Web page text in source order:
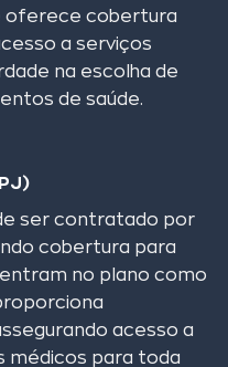
oferece cobertura
a serviços
na escolha de
de saúde.
ser contratado por
cobertura para
no plano como
acesso a
médicos para toda